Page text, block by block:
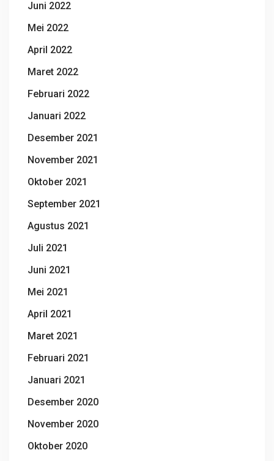
Juni 2022
Mei 2022
April 2022
Maret 2022
Februari 2022
Januari 2022
Desember 2021
November 2021
Oktober 2021
September 2021
Agustus 2021
Juli 2021
Juni 2021
Mei 2021
April 2021
Maret 2021
Februari 2021
Januari 2021
Desember 2020
November 2020
Oktober 2020